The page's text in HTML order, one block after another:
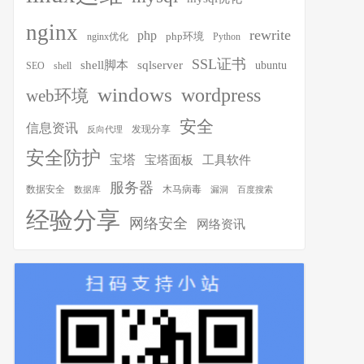
nginx nginx优化 php php环境 Python rewrite
SEO shell shell脚本 sqlserver SSL证书 ubuntu
web环境 windows wordpress
信息资讯 反向代理 发现分享 安全
安全防护 宝塔 宝塔面板 工具软件
数据安全 数据库 服务器 木马病毒 漏洞 百度搜索
经验分享 网络安全 网络资讯